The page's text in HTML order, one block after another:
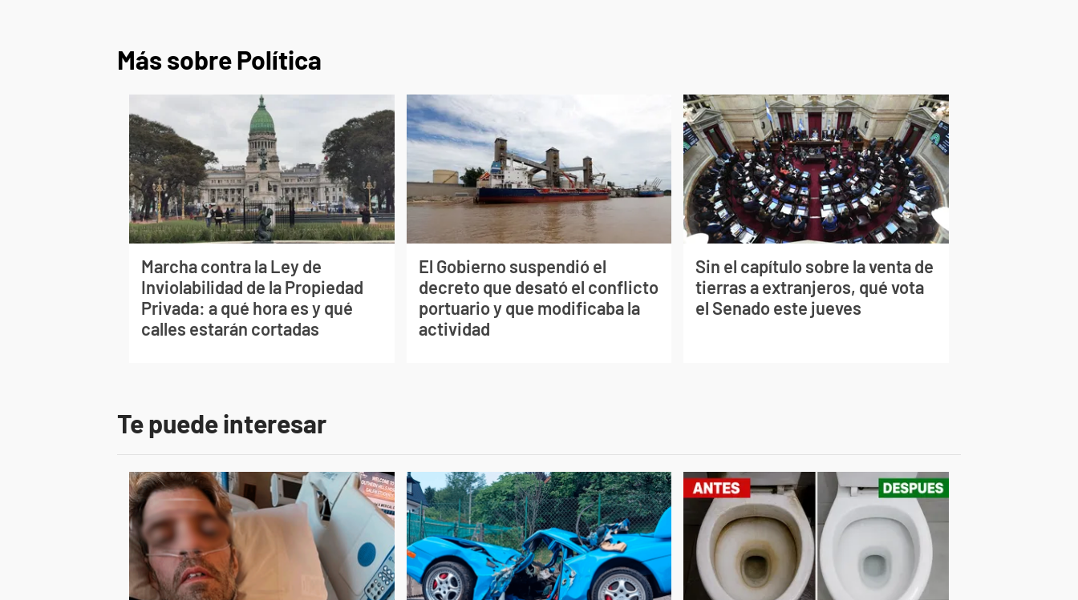
Más sobre Política
Marcha contra la Ley de
Inviolabilidad de la Propiedad
Privada: a qué hora es y qué
calles estarán cortadas
El Gobierno suspendió el
decreto que desató el conflicto
portuario y que modificaba la
actividad
Sin el capítulo sobre la venta de
tierras a extranjeros, qué vota
el Senado este jueves
Te puede interesar